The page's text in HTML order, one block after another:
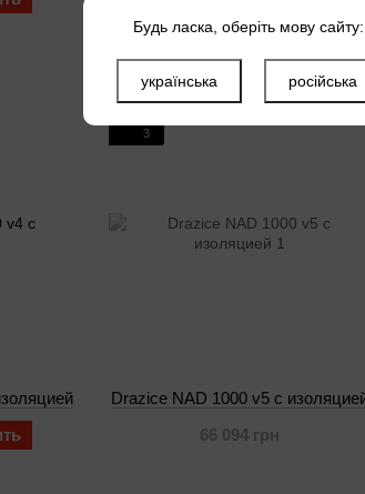
111 906 грн
3
3
Drazice NAD 1000 v5 с
66 094 грн
Будь ласка, оберіть мову сайту:
українська російська